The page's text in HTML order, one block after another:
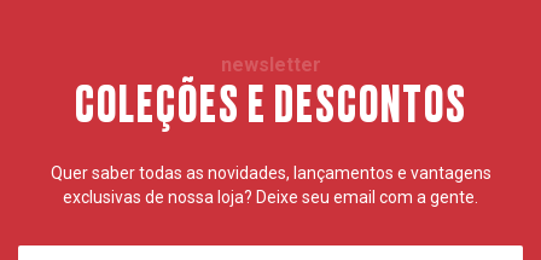
newsletter
COLEÇÕES E DESCONTOS
Quer saber todas as novidades, lançamentos e vantagens
exclusivas de nossa loja? Deixe seu email com a gente.